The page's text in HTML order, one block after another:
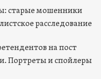
старые мошенники
расследование
на пост
Портреты и спойлеры